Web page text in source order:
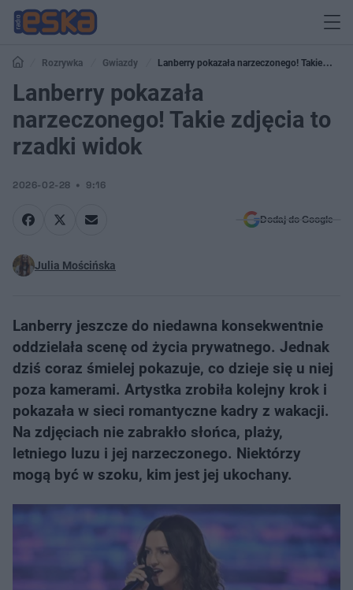
Rozrywka Gwiazdy
Lanberry pokazała narzeczonego! Takie
zdjęcia to rzadki widok
Lanberry pokazała
narzeczonego! Takie zdjęcia to
rzadki widok
2026-02-28 9:16
Dodaj do Google
Julia Mościńska
Lanberry jeszcze do niedawna konsekwentnie
oddzielała scenę od życia prywatnego. Jednak
dziś coraz śmielej pokazuje, co dzieje się u niej
poza kamerami. Artystka zrobiła kolejny krok i
pokazała w sieci romantyczne kadry z wakacji.
Na zdjęciach nie zabrakło słońca, plaży,
letniego luzu i jej narzeczonego. Niektórzy
mogą być w szoku, kim jest jej ukochany.